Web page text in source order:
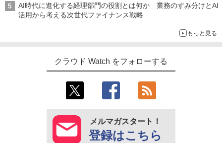
AI時代に進化する経理部門の役割とは何か 業務のすみ分けとAI
活用から考える次世代ファイナンス戦略
もっと見る
クラウド Watch をフォローする
メルマガスタート！
登録はこちら